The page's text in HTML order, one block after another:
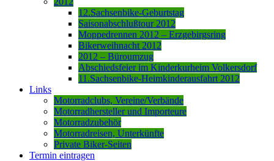
12.Sachsenbike-Geburtstag
Saisonabschlußtour 2012
Moppedrennen 2012 – Erzgebirgsring
Bikerweihnacht 2012
2012 – Büroumzug
Abschiedsfeier im Kinderkurheim Volkersdorf
11.Sachsenbike-Heimkinderausfahrt 2012
Links
Motorradclubs, Vereine/Verbände
Motorradhersteller und Importeure
Motorradzubehör
Motorradreisen, Unterkünfte
Private Biker-Seiten
Termin eintragen